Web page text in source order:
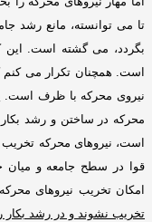
تا می توانسته، مانع رشد
بگردد، می گشته است.
است همچنان تکرار می کنم
نیروی محرکه با ظرف است.
محرکه در ساختن و رشد بکار
است، نیروهای محرکه
قوا در سطح جامعه و میان
امکان تخریب نیروهای
تخریب نشوند و در رشد بکار